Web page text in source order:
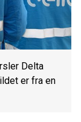
Delta
er fra en